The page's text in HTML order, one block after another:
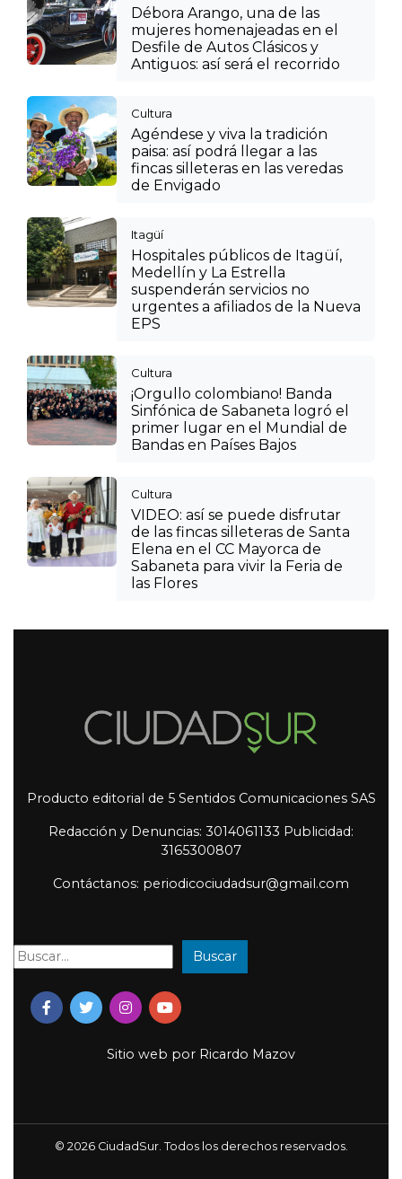
Débora Arango, una de las
mujeres homenajeadas en el
Desfile de Autos Clásicos y
Antiguos: así será el recorrido
Cultura
Agéndese y viva la tradición
paisa: así podrá llegar a las
fincas silleteras en las veredas
de Envigado
Itagüí
Hospitales públicos de Itagüí,
Medellín y La Estrella
suspenderán servicios no
urgentes a afiliados de la Nueva
EPS
Cultura
¡Orgullo colombiano! Banda
Sinfónica de Sabaneta logró el
primer lugar en el Mundial de
Bandas en Países Bajos
Cultura
VIDEO: así se puede disfrutar
de las fincas silleteras de Santa
Elena en el CC Mayorca de
Sabaneta para vivir la Feria de
las Flores
Producto editorial de 5 Sentidos Comunicaciones SAS
Redacción y Denuncias: 3014061133 Publicidad:
3165300807
Contáctanos: periodicociudadsur@gmail.com
Buscar: Buscar
Sitio web por Ricardo Mazov
© 2026 CiudadSur. Todos los derechos reservados.